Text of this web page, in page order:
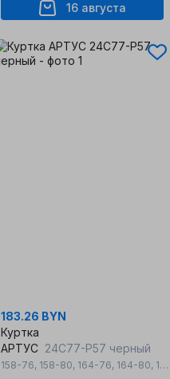
16 августа
,158-76,164-80
183.26 BYN
Куртка
АРТУС 24С77-Р57 черный
158-76, 158-80, 164-76, 164-80, 164-84